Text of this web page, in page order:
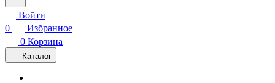
Войти
0
Избранное
0 Корзина
Каталог